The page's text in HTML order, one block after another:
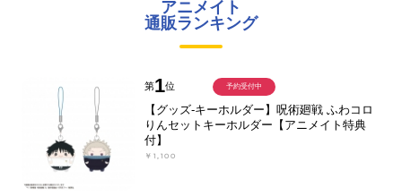
アニメイト
通販ランキング
第1位
【グッズ-キーホルダー】呪術廻戦 ふわコロ
りんセットキーホルダー【アニメイト特典
付】
￥1,100
予約受付中